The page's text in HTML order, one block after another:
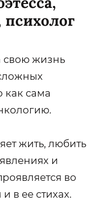
свою жизнь
как сама
жить, любить
и
во
в ее стихах.